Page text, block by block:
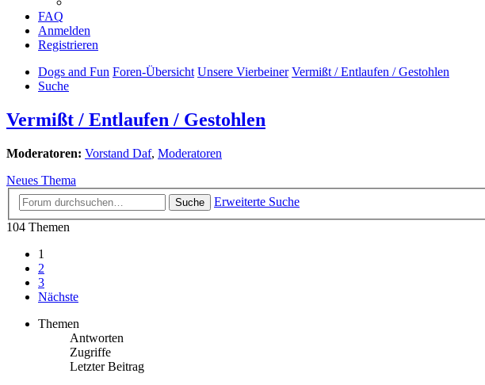
FAQ
Anmelden
Registrieren
Dogs and Fun Foren-Übersicht Unsere Vierbeiner Vermißt / Entlaufen / Gestohlen
Suche
Vermißt / Entlaufen / Gestohlen
Moderatoren: Vorstand Daf, Moderatoren
Neues Thema
Suche
Erweiterte Suche
104 Themen
1
2
3
Nächste
Themen
Antworten
Zugriffe
Letzter Beitrag